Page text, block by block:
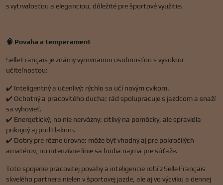
s vytrvalosťou a eleganciou, dôležité pre športové využitie.
🧠 Povaha a temperament
Selle Français je známy vyrovnanou osobnosťou s vysokou
učiteľnosťou:
✔️ Inteligentný a učenlivý: rýchlo sa učí novým cvikom.
✔️ Ochotný a pracovitého ducha: rád spolupracuje s jazdcom a snaží
sa vyhovieť.
✔️ Energetický, no nie nervózny: citlivý na pomôcky, ale spravidla
pokojný aj pod tlakom.
✔️ Dobrý pre rôzne úrovne: môže byť vhodný aj pre pokročilých
amatérov, no intenzívne línie sa hodia najmä pre súťaže.
Toto spojenie pracovitej povahy a inteligencie robí z Selle Français
skvelého partnera nielen v športovej jazde, ale aj vo výcviku a dennej